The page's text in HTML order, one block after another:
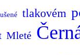
tlakovém
Mleté